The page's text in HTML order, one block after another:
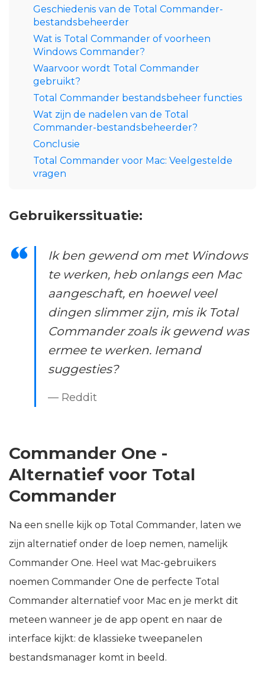
Geschiedenis van de Total Commander-
bestandsbeheerder
Wat is Total Commander of voorheen
Windows Commander?
Waarvoor wordt Total Commander
gebruikt?
Total Commander bestandsbeheer functies
Wat zijn de nadelen van de Total
Commander-bestandsbeheerder?
Conclusie
Total Commander voor Mac: Veelgestelde
vragen
Gebruikerssituatie:
Ik ben gewend om met Windows
te werken, heb onlangs een Mac
aangeschaft, en hoewel veel
dingen slimmer zijn, mis ik Total
Commander zoals ik gewend was
ermee te werken. Iemand
suggesties?
— Reddit
Commander One -
Alternatief voor Total
Commander
Na een snelle kijk op Total Commander, laten we
zijn alternatief onder de loep nemen, namelijk
Commander One. Heel wat Mac-gebruikers
noemen Commander One de perfecte Total
Commander alternatief voor Mac en je merkt dit
meteen wanneer je de app opent en naar de
interface kijkt: de klassieke tweepanelen
bestandsmanager komt in beeld.